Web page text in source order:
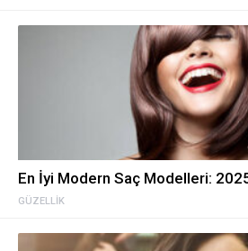
GÜZELLIK
En İyi Modern Saç Modelleri: